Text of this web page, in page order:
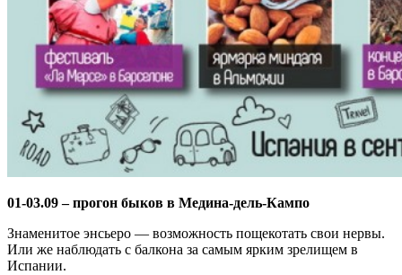
01-03.09 – прогон быков в Медина-дель-Кампо
Знаменитое энсьеро — возможность пощекотать свои нервы.
Или же наблюдать с балкона за самым ярким зрелищем в
Испании.